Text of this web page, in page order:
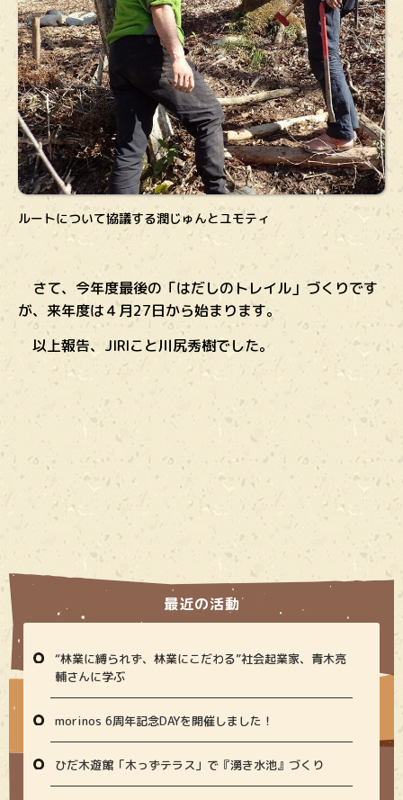
ルートについて協議する潤じゅんとユモティ
さて、今年度最後の「はだしのトレイル」づくりです
が、来年度は４月27日から始まります。
以上報告、JIRIこと川尻秀樹でした。
最近の活動
“林業に縛られず、林業にこだわる”社会起業家、青木亮
輔さんに学ぶ
morinos 6周年記念DAYを開催しました！
ひだ木遊館「木っずテラス」で『湧き水池』づくり